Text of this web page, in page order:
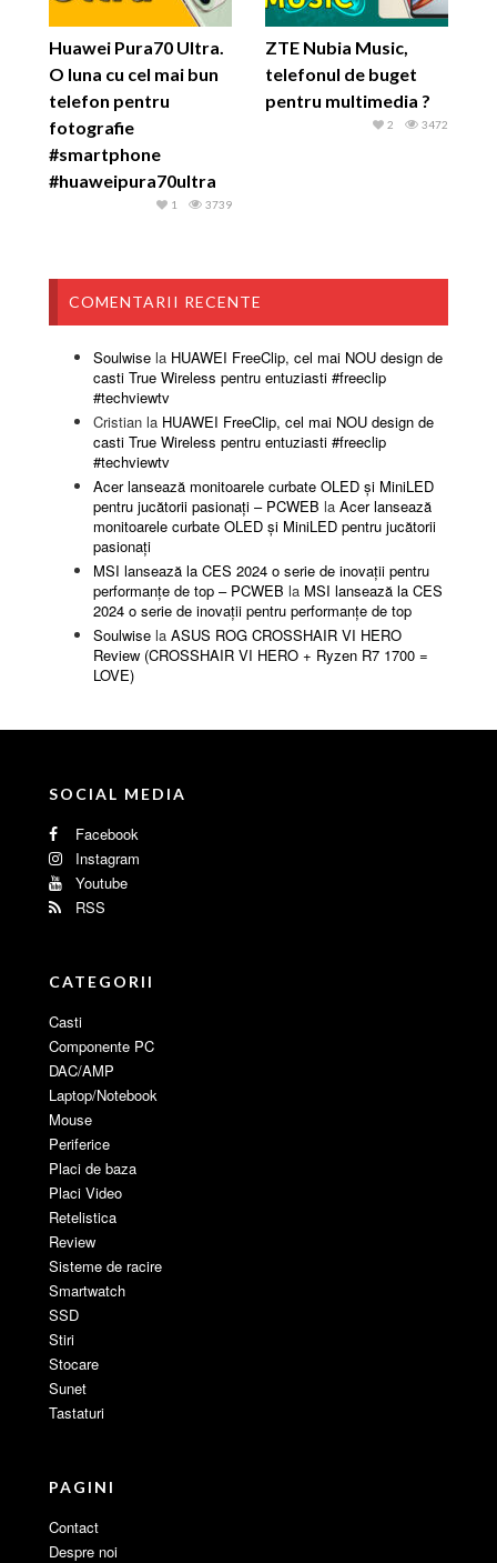
Huawei Pura70 Ultra.
O luna cu cel mai bun
telefon pentru
fotografie
#smartphone
#huaweipura70ultra
3739
1
ZTE Nubia Music,
telefonul de buget
pentru multimedia ?
3472
2
COMENTARII RECENTE
Soulwise la HUAWEI FreeClip, cel mai NOU design de
casti True Wireless pentru entuziasti #freeclip
#techviewtv
Cristian la HUAWEI FreeClip, cel mai NOU design de
casti True Wireless pentru entuziasti #freeclip
#techviewtv
Acer lansează monitoarele curbate OLED și MiniLED
pentru jucătorii pasionați – PCWEB la Acer lansează
monitoarele curbate OLED și MiniLED pentru jucătorii
pasionați
MSI lansează la CES 2024 o serie de inovații pentru
performanțe de top – PCWEB la MSI lansează la CES
2024 o serie de inovații pentru performanțe de top
Soulwise la ASUS ROG CROSSHAIR VI HERO
Review (CROSSHAIR VI HERO + Ryzen R7 1700 =
LOVE)
SOCIAL MEDIA
Facebook
Instagram
Youtube
RSS
CATEGORII
Casti
Componente PC
DAC/AMP
Laptop/Notebook
Mouse
Periferice
Placi de baza
Placi Video
Retelistica
Review
Sisteme de racire
Smartwatch
SSD
Stiri
Stocare
Sunet
Tastaturi
PAGINI
Contact
Despre noi